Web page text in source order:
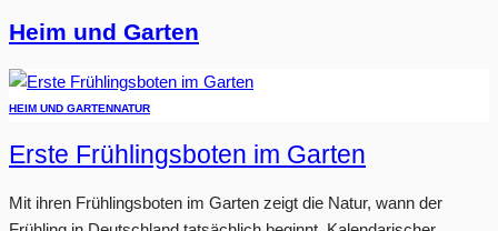
Heim und Garten
HEIM UND GARTENNATUR
Erste Frühlingsboten im Garten
Mit ihren Frühlingsboten im Garten zeigt die Natur, wann der